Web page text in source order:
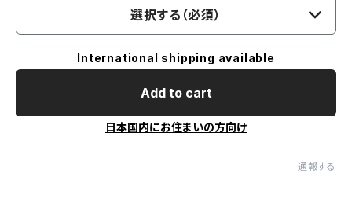
選択する（必須）
International shipping available
Add to cart
日本国内にお住まいの方向け
通報する